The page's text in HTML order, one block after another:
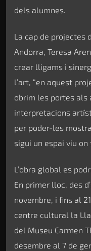
dels alumnes.
La cap de projectes
Andorra, Teresa
crear lligams i
l’art, “en aquest
obrim les portes als
interpretacions
per poder-les
sigui un espai viu on
L’obra global es
En primer lloc, des
novembre, i fins al
centre cultural la
del Museu Carmen
desembre al 7 de